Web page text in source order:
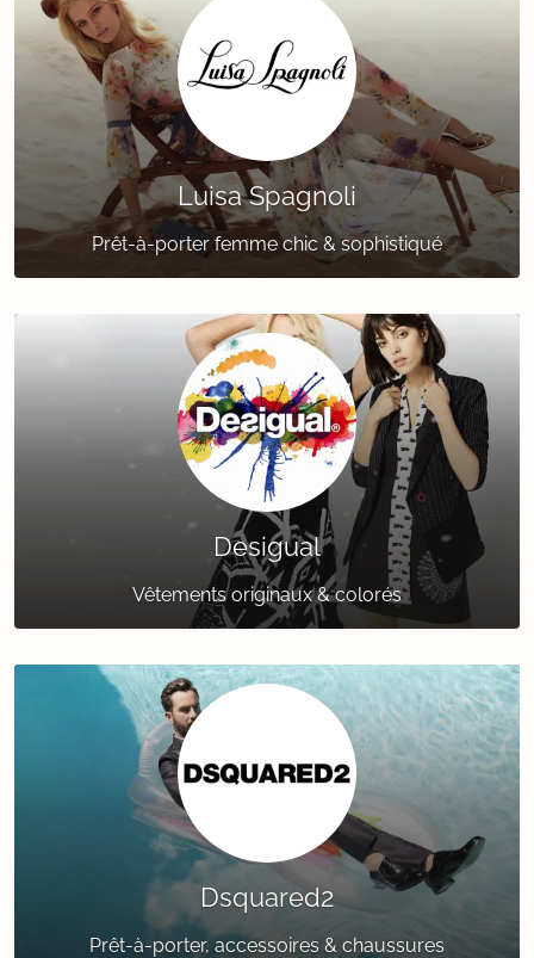
Luisa Spagnoli
Prêt-à-porter femme chic & sophistiqué
Desigual
Vêtements originaux & colorés
Dsquared2
Prêt-à-porter, accessoires & chaussures